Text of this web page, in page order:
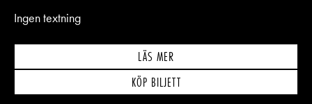
Ingen textning
LÄS MER
KÖP BILJETT